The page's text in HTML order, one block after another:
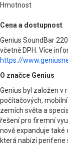
Hmotnost
Cena a dostupnost
Genius SoundBar
včetně DPH. Více
https://
O značce Genius
Genius byl založen v
počítačových,
zemích světa a
řešení pro firemní
nově expanduje také
která nabízí periferie